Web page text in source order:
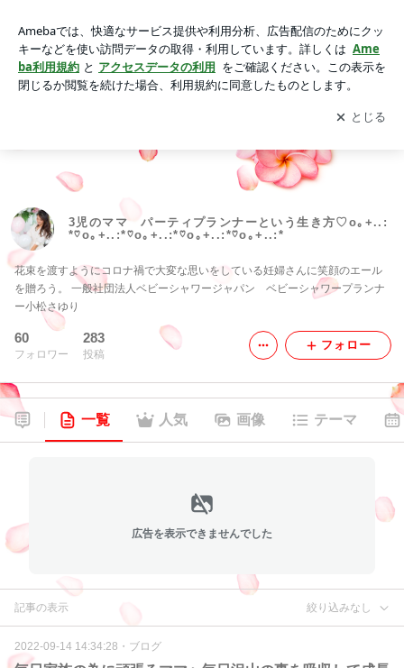
♡o｡+..:*♡o｡+..:*♡o｡+..:*
アプリをダウンロードして ブログの更新通知
を受け取りまし
ょう。
開く
3児のママ パーティプランナーという生き方♡o｡+..:
*♡o｡+..:*♡o｡+..:*♡o｡+..:*♡o｡+..:*
花束を渡すようにコロナ禍で大変な思いをしている妊婦さんに笑顔のエール
を贈ろう。 一般社団法人ベビーシャワージャパン ベビーシャワープランナ
ー小松さゆり
60
フォロワー
283
投稿
フォロー
一覧 人気 画像 テーマ
広告を表示できませんでした
記事の表示 絞り込みなし
2022-09-14 14:34:28 ・ ブログ